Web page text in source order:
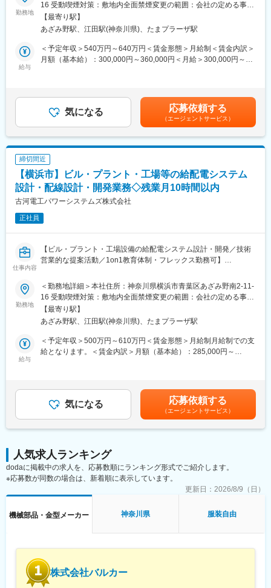
■募集背景：
当社は電力を届ける電線とその周辺部品をトータルで提供・身近
な【送電】に欠かせない商材を取り扱う、古河電工グループの中
核企業です。
これからの事業成長にあたり、社内のDX推進を加速させる必要が
当社のシステム活用やAI活用を促進できる人材を求めています。
です。
■業務詳細：
既存業務の枠にとらわれず、ご自身の知見を活かして自らDX施策
を企画・推進していただきます。
・週1回の定例ミーティングでの進捗共有と施策検討
入社後はまずは会社について勉強していただき、各事業所を見て
いただく事もあります。週1でミーティング実施予定。
■当社について：
子会社であった旭電機（株）、（株）井上製作所、古河パワーコ
ンポーネンツ（株）の3社統合によって発足しました。以降、発電
設立10周年を迎えましたが、この間、統合前の各社の持つ技術
力、品質力、モノづくり力、提案力をさらに向上させてきたこと
で、顧客との信頼関係をより強固なものとし、安定的に成長を遂
社員との距離が近く、相談しやすい環境も整っています。
変更の範囲：会社の定める業務
勤務地
16 受動喫煙対策：敷地内全面禁煙変更の範囲：会社の定める事業
所（リモートワーク含む）
【最寄り駅】
あざみ野駅、江田駅(神奈川県)、たまプラーザ駅
給与
＜予定年収＞540万円～640万円＜賃金形態＞月給制＜賃金内訳＞
月額（基本給）：300,000円～360,000円＜月給＞300,000円～
る可能性があります。月給(月額)は固定手当を含めた表記です。
気になる 応募依頼する
（エージェントサービス）
締切間近
【横浜市】ビル・プラント・工場等の給配電システム
設計・配線設計・開発業務◇残業月10時間以内
古河電工パワーシステムズ株式会社
正社員
仕事内容
【ビル・プラント・工場設備の給配電システム設計・開発／技術
営業的な提案活動／1on1教育体制・フレックス勤務可】
当社の電設システム技術課にて、ビルやプラント、工場設備など
の給配電システムの設計・開発業務全般をお任せします。お客様
の要望をもとに仕様確認から図面化、製品化まで一連の流れに携
わり、技術営業的な立場で取引先とのコミュニケーションや提案
活動も行います。
■業務詳細
要に応じて中国地方を中心に全国の取引先を訪問します。単なる
設計業務にとどまらず、要件ヒアリングや提案、納品後のフォロ
ーなど、技術営業の要素も担います。入社後はOJT形式で1on1指
■扱うサービス
当社が取り扱う給配電システムは、多様なビル・プラント・工場
の設備に導入されており、安定した電力供給と高い信頼性が評価
■組織構成
ら業務を進める環境です。
仕様検討から設計、納品まで一貫して携われるため、顧客課題の
解決や技術提案力が身につき、幅広いキャリア形成が可能です。
勤務地
＜勤務地詳細＞本社住所：神奈川県横浜市青葉区あざみ野南2-11-
16 受動喫煙対策：敷地内全面禁煙変更の範囲：会社の定める事業
所（リモートワーク含む）
【最寄り駅】
あざみ野駅、江田駅(神奈川県)、たまプラーザ駅
給与
＜予定年収＞500万円～610万円＜賃金形態＞月給制月給制での支
給となります。＜賃金内訳＞月額（基本給）：285,000円～
る可能性があります。月給(月額)は固定手当を含めた表記です。
気になる 応募依頼する
（エージェントサービス）
人気求人ランキング
dodaに掲載中の求人を、応募数順にランキング形式でご紹介します。
※応募数が同数の場合は、新着順に表示しています。
更新日： 2026/8/9（日）
機械部品・金型メーカー 神奈川県 服装自由
株式会社バルカー